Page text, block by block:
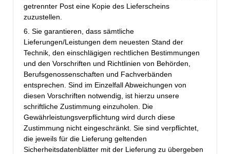
getrennter Post eine Kopie des Lieferscheins
zuzustellen.
6. Sie garantieren, dass sämtliche
Lieferungen/Leistungen dem neuesten Stand der
Technik, den einschlägigen rechtlichen Bestimmungen
und den Vorschriften und Richtlinien von Behörden,
Berufsgenossenschaften und Fachverbänden
entsprechen. Sind im Einzelfall Abweichungen von
diesen Vorschriften notwendig, ist hierzu unsere
schriftliche Zustimmung einzuholen. Die
Gewährleistungsverpflichtung wird durch diese
Zustimmung nicht eingeschränkt. Sie sind verpflichtet,
die jeweils für die Lieferung geltenden
Sicherheitsdatenblätter mit der Lieferung zu übergeben